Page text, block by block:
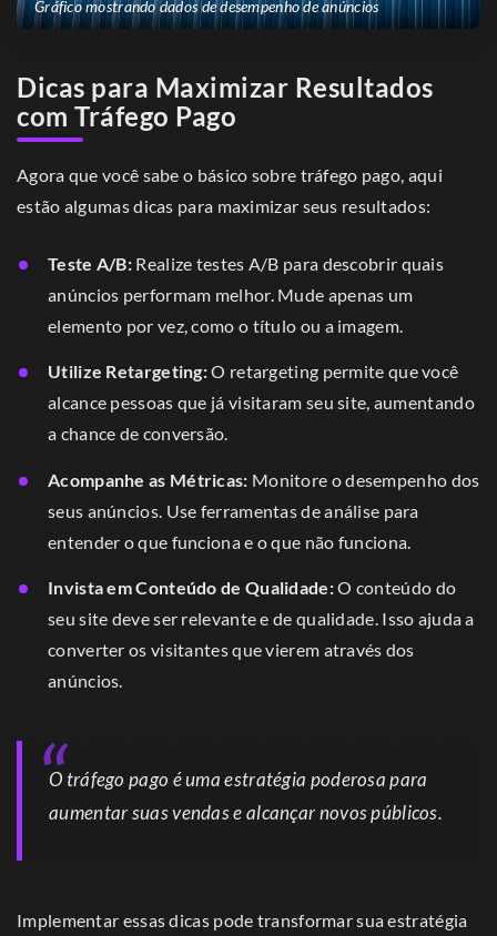
Gráfico mostrando dados de desempenho de anúncios
Dicas para Maximizar Resultados
com Tráfego Pago
Agora que você sabe o básico sobre tráfego pago, aqui
estão algumas dicas para maximizar seus resultados:
Teste A/B: Realize testes A/B para descobrir quais
anúncios performam melhor. Mude apenas um
elemento por vez, como o título ou a imagem.
Utilize Retargeting:O retargeting permite que você
alcance pessoas que já visitaram seu site, aumentando
a chance de conversão.
Acompanhe as Métricas: Monitore o desempenho dos
seus anúncios. Use ferramentas de análise para
entender o que funciona e o que não funciona.
Invista em Conteúdo de Qualidade:O conteúdo do
seu site deve ser relevante e de qualidade. Isso ajuda a
converter os visitantes que vierem através dos
anúncios.
O tráfego pago é uma estratégia poderosa para
aumentar suas vendas e alcançar novos públicos.
Implementar essas dicas pode transformar sua estratégia